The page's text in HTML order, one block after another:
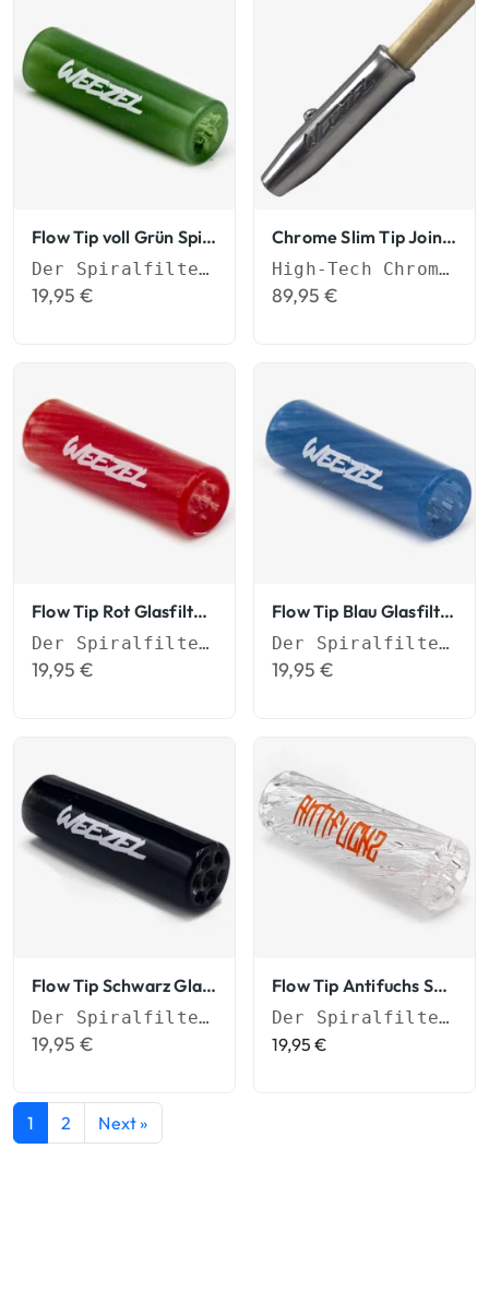
Flow Tip voll Grün Spiralfilter
Der Spiralfilter für besseren Durchzug
19,95€
Chrome Slim Tip Joint Mundstück
High-Tech Chrom in Grillz-Qualität.
89,95€
Flow Tip Rot Glasfilter Spiralfilter
Der Spiralfilter für besseren Durchzug
19,95€
Flow Tip Blau Glasfilter Spiralfilter
Der Spiralfilter für besseren Durchzug
19,95€
Flow Tip Schwarz Glasfilter Spiralfilter
Der Spiralfilter für besseren Durchzug
19,95€
Flow Tip Antifuchs Spiralfilter
Der Spiralfilter für besseren Durchzug
19,95€
1 2 Next »